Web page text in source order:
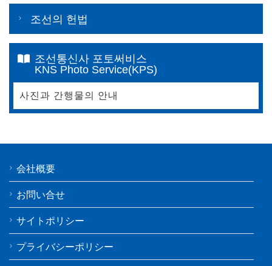
조선의 헌법
조선통신사 포토써비스
KNS Photo Service(KPS)
사진과 간행물의 안내
会社概要
お問い合せ
サイトポリシー
プライバシーポリシー